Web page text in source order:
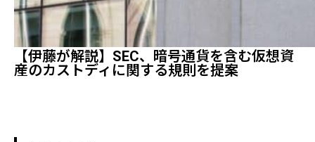
【伊藤が解説】SEC、暗号通貨を含む仮想資
産のカストディに関する規則を提案